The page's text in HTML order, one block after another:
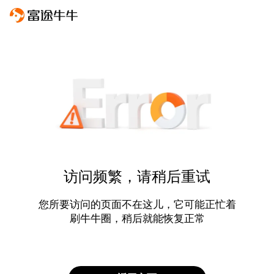
访问频繁，请稍后重试
您所要访问的页面不在这儿，它可能正忙着
刷牛牛圈，稍后就能恢复正常